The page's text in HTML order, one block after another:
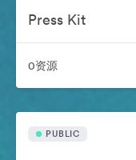
Press Kit
0资源
PUBLIC